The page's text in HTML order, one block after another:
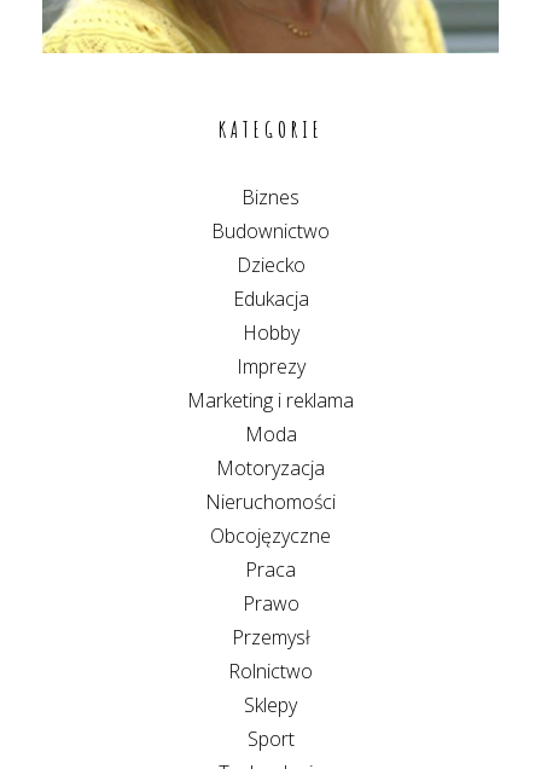
KATEGORIE
Biznes
Budownictwo
Dziecko
Edukacja
Hobby
Imprezy
Marketing i reklama
Moda
Motoryzacja
Nieruchomości
Obcojęzyczne
Praca
Prawo
Przemysł
Rolnictwo
Sklepy
Sport